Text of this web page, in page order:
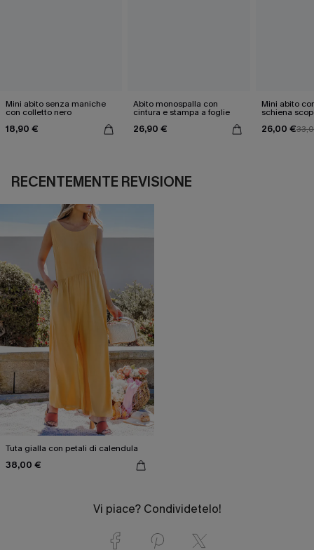
Mini abito senza maniche
con colletto nero
18,90 €
Abito monospalla con
cintura e stampa a foglie
26,90 €
Mini abito
schiena
26,00 €
RECENTEMENTE REVISIONE
Tuta gialla con petali di calendula
38,00 €
Vi piace? Condividetelo!